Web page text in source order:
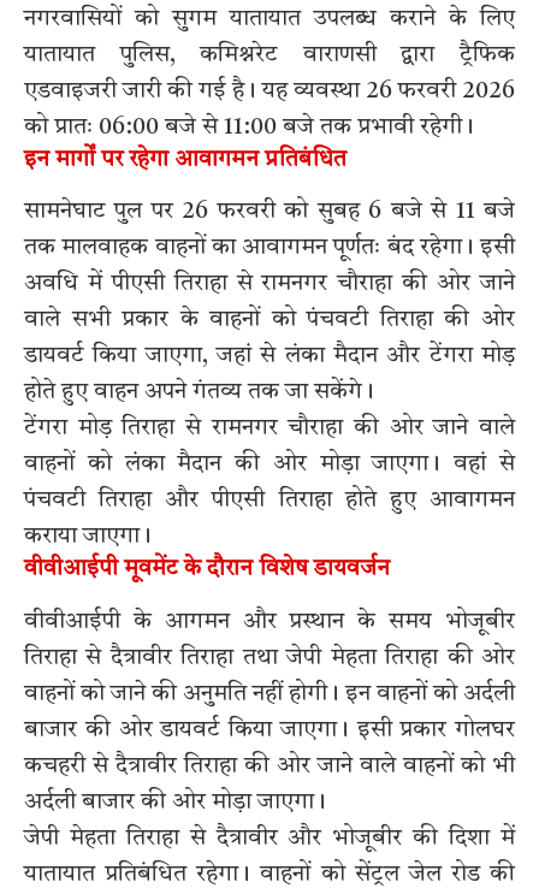
नगरवासियों को सुगम यातायात उपलब्ध कराने के लिए
यातायात पुलिस, कमिश्नरेट वाराणसी द्वारा ट्रैफिक
एडवाइजरी जारी की गई है। यह व्यवस्था 26 फरवरी 2026
को प्रातः 06:00 बजे से 11:00 बजे तक प्रभावी रहेगी।
इन मार्गों पर रहेगा आवागमन प्रतिबंधित
सामनेघाट पुल पर 26 फरवरी को सुबह 6 बजे से 11 बजे
तक मालवाहक वाहनों का आवागमन पूर्णतः बंद रहेगा। इसी
अवधि में पीएसी तिराहा से रामनगर चौराहा की ओर जाने
वाले सभी प्रकार के वाहनों को पंचवटी तिराहा की ओर
डायवर्ट किया जाएगा, जहां से लंका मैदान और टेंगरा मोड़
होते हुए वाहन अपने गंतव्य तक जा सकेंगे।
टेंगरा मोड़ तिराहा से रामनगर चौराहा की ओर जाने वाले
वाहनों को लंका मैदान की ओर मोड़ा जाएगा। वहां से
पंचवटी तिराहा और पीएसी तिराहा होते हुए आवागमन
कराया जाएगा।
वीवीआईपी मूवमेंट के दौरान विशेष डायवर्जन
वीवीआईपी के आगमन और प्रस्थान के समय भोजूबीर
तिराहा से दैत्रावीर तिराहा तथा जेपी मेहता तिराहा की ओर
वाहनों को जाने की अनुमति नहीं होगी। इन वाहनों को अर्दली
बाजार की ओर डायवर्ट किया जाएगा। इसी प्रकार गोलघर
कचहरी से दैत्रावीर तिराहा की ओर जाने वाले वाहनों को भी
अर्दली बाजार की ओर मोड़ा जाएगा।
जेपी मेहता तिराहा से दैत्रावीर और भोजूबीर की दिशा में
यातायात प्रतिबंधित रहेगा। वाहनों को सेंट्रल जेल रोड की